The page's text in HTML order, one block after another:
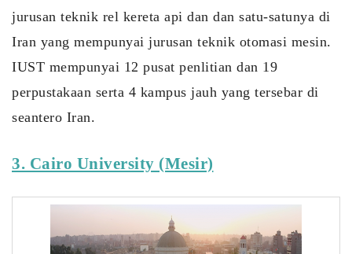
jurusan teknik rel kereta api dan dan satu-satunya di
Iran yang mempunyai jurusan teknik otomasi mesin.
IUST mempunyai 12 pusat penlitian dan 19
perpustakaan serta 4 kampus jauh yang tersebar di
seantero Iran.
3. Cairo University (Mesir)